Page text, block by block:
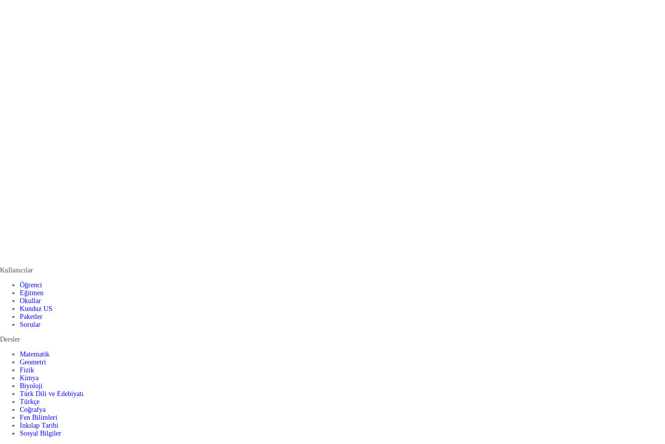
Kullanıcılar
Öğrenci
Eğitmen
Okullar
Kunduz US
Paketler
Sorular
Dersler
Matematik
Geometri
Fizik
Kimya
Biyoloji
Türk Dili ve Edebiyatı
Türkçe
Coğrafya
Fen Bilimleri
İnkılap Tarihi
Sosyal Bilgiler